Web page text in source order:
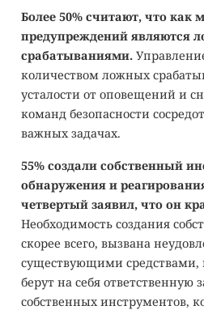
Более 50% считают, что
предупреждений являются
срабатываниями.
количеством ложных
усталости от оповещений и
команд безопасности
важных задачах.
55% создали собственный
обнаружения и
четвертый заявил, что он
Необходимость создания
скорее всего, вызвана
существующими средствами,
берут на себя ответственную
собственных инструментов,